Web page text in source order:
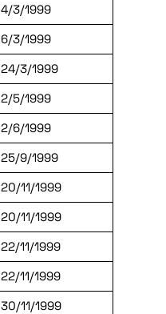
4/3/1999
6/3/1999
24/3/1999
2/5/1999
2/6/1999
25/9/1999
20/11/1999
20/11/1999
22/11/1999
22/11/1999
30/11/1999